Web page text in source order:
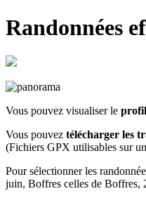
Randonnées
Vous pouvez visualiser le
Vous pouvez télécharger les
(Fichiers GPX utilisables sur
Pour sélectionner les
juin, Boffres celles de Boffres,